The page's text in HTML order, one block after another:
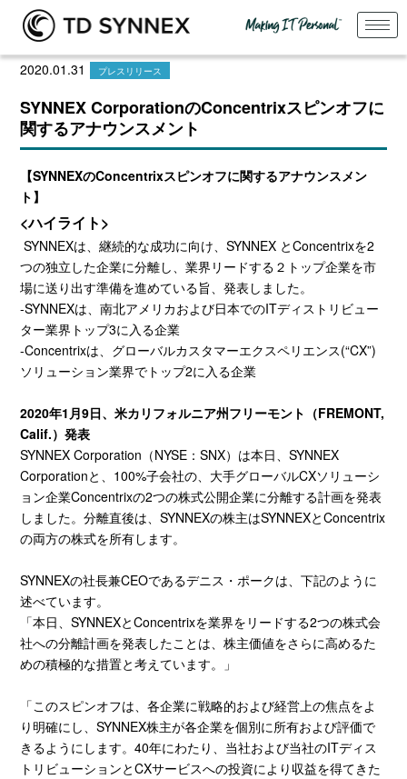
2020.01.31 プレスリリース
SYNNEX CorporationのConcentrixスピンオフに
関するアナウンスメント
【SYNNEXのConcentrixスピンオフに関するアナウンスメン
ト】
<ハイライト>
SYNNEXは、継続的な成功に向け、SYNNEX とConcentrixを2
つの独立した企業に分離し、業界リードする２トップ企業を市
場に送り出す準備を進めている旨、発表しました。
-SYNNEXは、南北アメリカおよび日本でのITディストリビュー
ター業界トップ3に入る企業
-Concentrixは、グローバルカスタマーエクスペリエンス(“CX”)
ソリューション業界でトップ2に入る企業
2020年1 月9日、米カリフォルニア州フリーモント（FREMONT,
Calif.）発表
SYNNEX Corporation（NYSE：SNX）は本日、SYNNEX
Corporationと、100%子会社の、大手グローバルCXソリューシ
ョン企業Concentrixの2つの株式公開企業に分離する計画を発表
しました。分離直後は、SYNNEXの株主はSYNNEXとConcentrix
の両方の株式を所有します。
SYNNEXの社長兼CEOであるデニス・ポークは、下記のように
述べています。
「本日、SYNNEXとConcentrixを業界をリードする2つの株式会
社への分離計画を発表したことは、株主価値をさらに高めるた
めの積極的な措置と考えています。」
「このスピンオフは、各企業に戦略的および経営上の焦点をよ
り明確にし、SYNNEX株主が各企業を個別に所有および評価で
きるようにします。40年にわたり、当社および当社のITディス
トリビューションとCXサービスへの投資により収益を得てきた